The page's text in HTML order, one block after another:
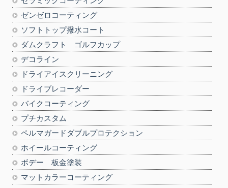
ゼンゼロコーティング
ソフトトップ撥水コート
ダムクラフト ゴルフカップ
デコライン
ドライアイスクリーニング
ドライブレコーダー
バイクコーティング
プチカスタム
ペルマガードダブルプロテクション
ホイールコーティング
ボデー 板金塗装
マットカラーコーティング